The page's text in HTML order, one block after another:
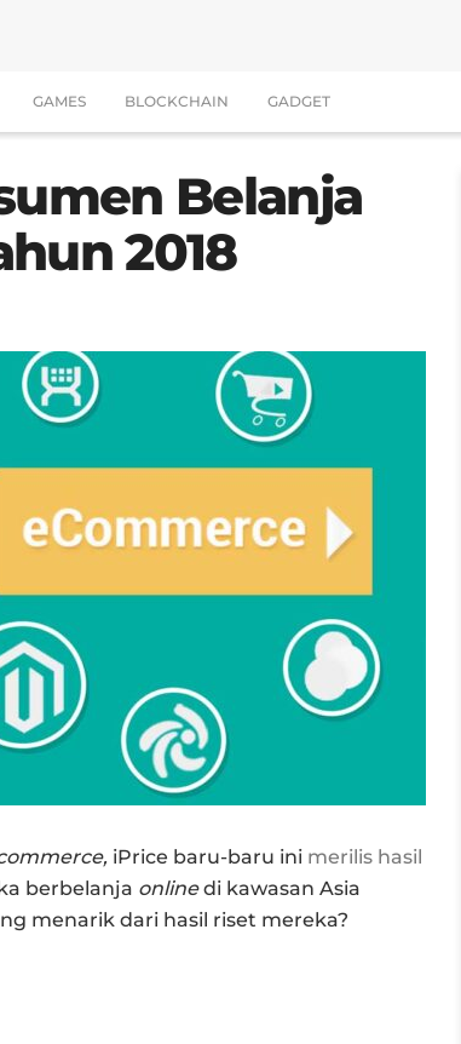
GAMES BLOCKCHAIN GADGET
Belanja
2018
iPrice baru-baru ini merilis hasil
berbelanja onlinedi kawasan Asia
menarik dari hasil riset mereka?